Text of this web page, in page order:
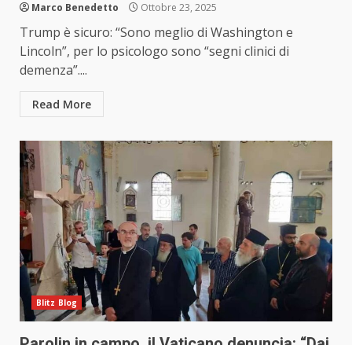
Marco Benedetto Ottobre 23, 2025
Trump è sicuro: “Sono meglio di Washington e
Lincoln”, per lo psicologo sono “segni clinici di
demenza”....
Read More
Blitz Blog